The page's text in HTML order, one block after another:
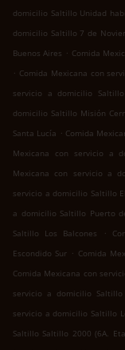
domicilio Saltillo Unidad
domicilio Saltillo 7 de
Buenos Aires . Comida
. Comida Mexicana con
servicio a domicilio
domicilio Saltillo Misión
Santa Lucía . Comida
Mexicana con servicio a
Mexicana con servicio a
servicio a domicilio Saltillo
a domicilio Saltillo Puerto
Saltillo Los Balcones
.
Escondido Sur . Comida
Comida Mexicana con
servicio a domicilio
servicio a domicilio Saltillo
Saltillo Saltillo 2000 (6A.